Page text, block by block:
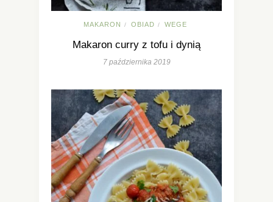
MAKARON / OBIAD / WEGE
Makaron curry z tofu i dynią
7 października 2019